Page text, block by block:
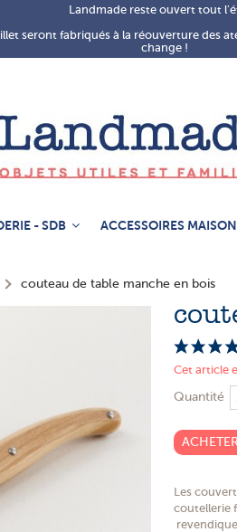
Landmade reste ouvert tout
seront fabriqués à la réouverture
change !
- SDB ACCESSOIRES MAISON
couteau de table manche en bois
Cet article
Quantité
ACHETER
Les
coutellerie